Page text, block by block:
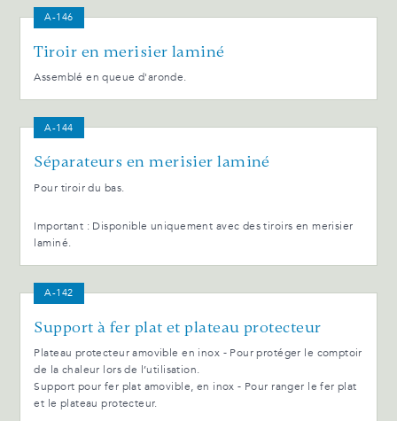
A-146
Tiroir en merisier laminé
Assemblé en queue d'aronde.
A-144
Séparateurs en merisier laminé
Pour tiroir du bas.
Important : Disponible uniquement avec des tiroirs en merisier
laminé.
A-142
Support à fer plat et plateau protecteur
Plateau protecteur amovible en inox - Pour protéger le comptoir
de la chaleur lors de l’utilisation.
Support pour fer plat amovible, en inox - Pour ranger le fer plat
et le plateau protecteur.